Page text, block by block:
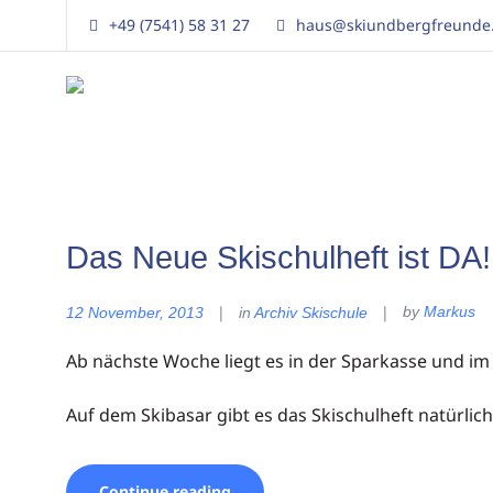
+49 (7541) 58 31 27
Das Neue Skischulheft ist DA!
12 November, 2013 in Archiv Skischule byMarkus
Ab nächste Woche liegt es in der Sparkasse und
Auf dem Skibasar gibt es das Skischulheft